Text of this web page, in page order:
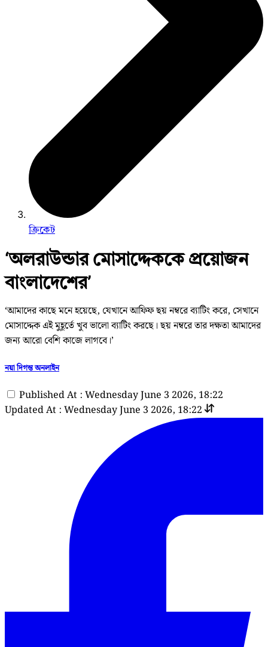
ক্রিকেট
‘অলরাউন্ডার মোসাদ্দেককে প্রয়োজন
বাংলাদেশের’
‘আমাদের কাছে মনে হয়েছে, যেখানে আফিফ ছয় নম্বরে ব্যাটিং করে, সেখানে
মোসাদ্দেক এই মুহূর্তে খুব ভালো ব্যাটিং করছে। ছয় নম্বরে তার দক্ষতা আমাদের
জন্য আরো বেশি কাজে লাগবে।’
নয়া দিগন্ত অনলাইন
Published At : Wednesday June 3 2026, 18:22
Updated At : Wednesday June 3 2026, 18:22